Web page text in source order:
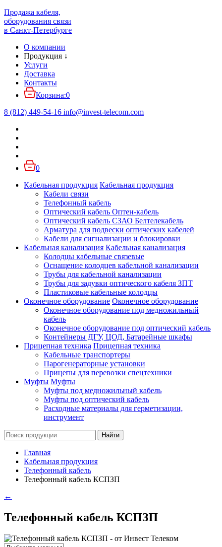
Продажа кабеля,
оборудования связи
в Санкт-Петербурге
О компании
Продукция ↓
Услуги
Доставка
Контакты
Корзина:0
8 (812) 449-54-16 info@invest-telecom.com
0
Кабельная продукция Кабельная продукция
Кабели связи
Телефонный кабель
Оптический кабель Оптен-кабель
Оптический кабель СЗАО Белтелекабель
Арматура для подвески оптических кабелей
Кабели для сигнализации и блокировки
Кабельная канализация Кабельная канализация
Колодцы кабельные связевые
Оснащение колодцев кабельной канализации
Трубы для кабельной канализации
Трубы для задувки оптического кабеля ЗПТ
Пластиковые кабельные колодцы
Оконечное оборудование Оконечное оборудование
Оконечное оборудование под медножильный
кабель
Оконечное оборудование под оптический кабель
Контейнеры ДГУ, ЦОД, Батарейные шкафы
Прицепная техника Прицепная техника
Кабельные транспортеры
Парогенераторные установки
Прицепы для перевозки спецтехники
Муфты Муфты
Муфты под медножильный кабель
Муфты под оптический кабель
Расходные материалы для герметизации,
инструмент
Главная
Кабельная продукция
Телефонный кабель
Телефонный кабель КСПЗП
←
Телефонный кабель КСПЗП